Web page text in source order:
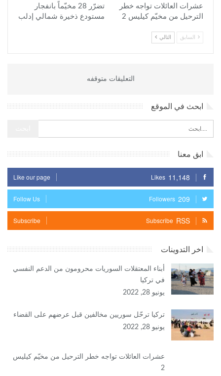
عشرات العائلات تواجه خطر
الترحيل من مخيّم كيليس 2
تضرّر 28 مخيّماً بانفجار
مستودع ذخيرة شمالي إدلب
السابق التالي
التعليقات متوقفه
ابحث في الموقع
ابق معنا
11,148
Likes
Like our page
209
Followers
Follow Us
RSS
Subscribe
Subscribe
اخر التدوينات
أبناء المعتقلات السوريات محرومون من الدعم النفسي
في تركيا
يونيو 28, 2022
تركيا ترحّل سوريين مخالفين قبل عرضهم على القضاء
يونيو 28, 2022
عشرات العائلات تواجه خطر الترحيل من مخيّم كيليس
2